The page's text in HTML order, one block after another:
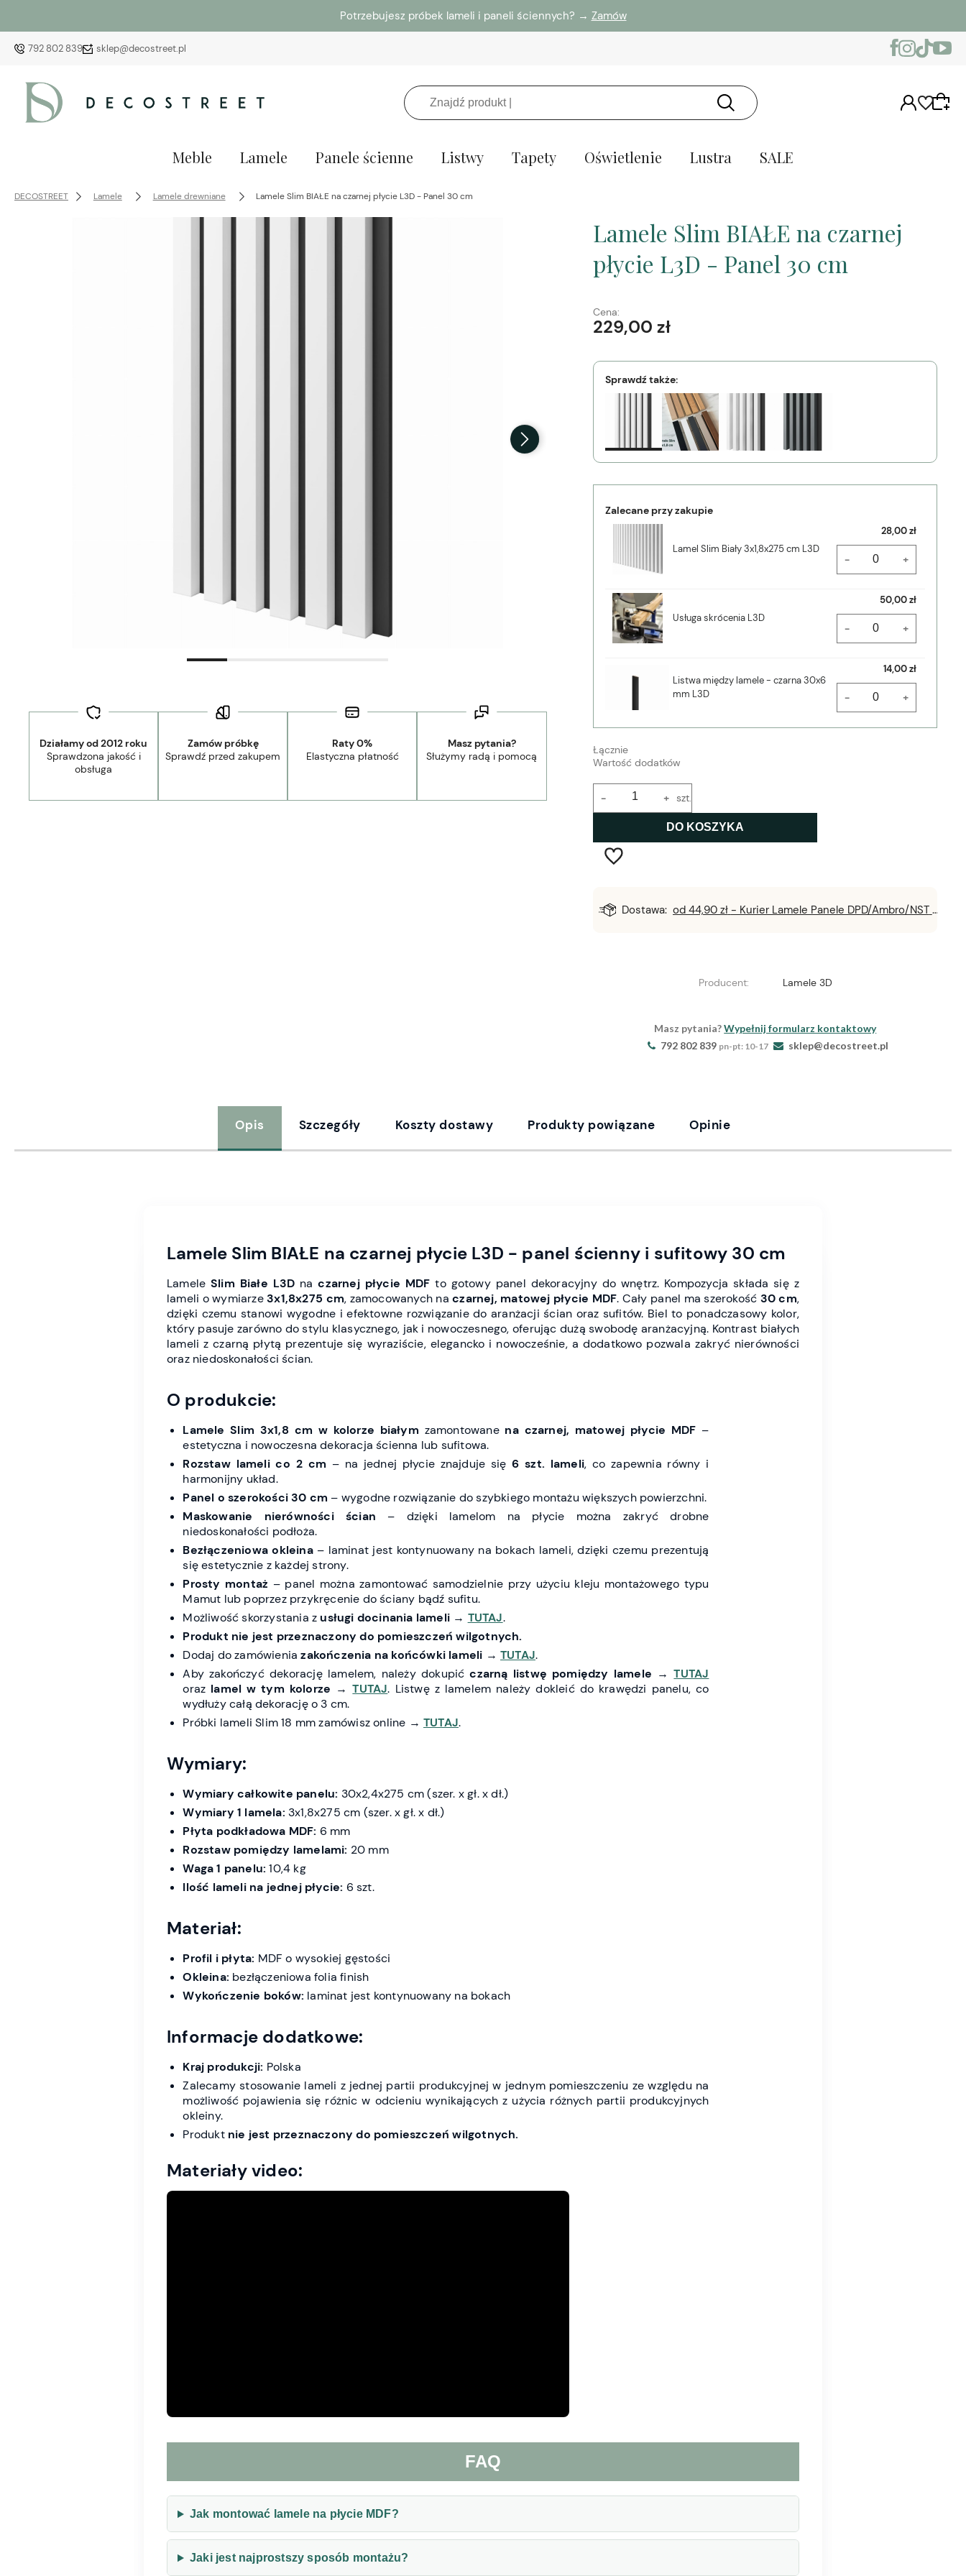
Potrzebujesz próbek lameli i paneli ściennych? → Zamów
792 802 839 sklep@decostreet.pl
Meble Lamele Panele ścienne Listwy Tapety Oświetlenie Lustra SALE
DECOSTREET Lamele Lamele drewniane Lamele Slim BIAŁE na czarnej płycie L3D - Panel 30 cm
Działamy od 2012 roku
Sprawdzona jakość i
obsługa
Zamów próbkę
Sprawdź przed zakupem
Raty 0%
Elastyczna płatność
Masz pytania?
Służymy radą i pomocą
Lamele Slim BIAŁE na czarnej
płycie L3D - Panel 30 cm
Cena:
229,00 zł
Sprawdź także:
Zalecane przy zakupie
Lamel Slim Biały 3x1,8x275 cm L3D
28,00 zł
- +
Usługa skrócenia L3D
50,00 zł
- +
Listwa między lamele - czarna 30x6
mm L3D
14,00 zł
- +
Łącznie
Wartość dodatków
+
- szt.
DO KOSZYKA
Dostawa: od 44,90 zł - Kurier Lamele Panele DPD/Ambro/NST
Producent: Lamele 3D
Masz pytania?Wypełnij formularz kontaktowy
792 802 839 pn-pt: 10-17 sklep@decostreet.pl
Opis Szczegóły Koszty dostawy Produkty powiązane Opinie
Lamele Slim BIAŁE na czarnej płycie L3D - panel ścienny i sufitowy 30 cm
LameleSlim Białe L3D naczarnej płycie MDF to gotowy panel dekoracyjny do wnętrz. Kompozycja składa się z
lameli o wymiarze3x1,8x275 cm, zamocowanych naczarnej, matowej płycie MDF. Cały panel ma szerokość 30 cm,
dzięki czemu stanowi wygodne i efektowne rozwiązanie do aranżacji ścian oraz sufitów. Biel to ponadczasowy kolor,
który pasuje zarówno do stylu klasycznego, jak i nowoczesnego, oferując dużą swobodę aranżacyjną. Kontrast białych
lameli z czarną płytą prezentuje się wyraziście, elegancko i nowocześnie, a dodatkowo pozwala zakryć nierówności
oraz niedoskonałości ścian.
O produkcie:
Lamele Slim 3x1,8 cm w kolorze białym zamontowane na czarnej, matowej płycie MDF –
estetyczna i nowoczesna dekoracja ścienna lub sufitowa.
Rozstaw lameli co 2 cm – na jednej płycie znajduje się6 szt. lameli, co zapewnia równy i
harmonijny układ.
Panel o szerokości 30 cm – wygodne rozwiązanie do szybkiego montażu większych powierzchni.
Maskowanie nierówności ścian – dzięki lamelom na płycie można zakryć drobne
niedoskonałości podłoża.
Bezłączeniowa okleina– laminat jest kontynuowany na bokach lameli, dzięki czemu prezentują
się estetycznie z każdej strony.
Prosty montaż – panel można zamontować samodzielnie przy użyciu kleju montażowego typu
Mamut lub poprzez przykręcenie do ściany bądź sufitu.
Możliwość skorzystania zusługi docinania lameli → TUTAJ.
Produkt nie jest przeznaczony do pomieszczeń wilgotnych.
Dodaj do zamówieniazakończenia na końcówki lameli → TUTAJ.
Aby zakończyć dekorację lamelem, należy dokupićczarną listwę pomiędzy lamele →TUTAJ
oraz lamel w tym kolorze →TUTAJ. Listwę z lamelem należy dokleić do krawędzi panelu, co
wydłuży całą dekorację o 3 cm.
Próbki lameli Slim 18 mm zamówisz online → TUTAJ.
Wymiary:
Wymiary całkowite panelu: 30x2,4x275 cm (szer. x gł. x dł.)
Wymiary 1 lamela: 3x1,8x275 cm (szer. x gł. x dł.)
Płyta podkładowa MDF: 6 mm
Rozstaw pomiędzy lamelami: 20 mm
Waga 1 panelu: 10,4 kg
Ilość lameli na jednej płycie: 6 szt.
Materiał:
Profil i płyta: MDF o wysokiej gęstości
Okleina: bezłączeniowa folia finish
Wykończenie boków: laminat jest kontynuowany na bokach
Informacje dodatkowe:
Kraj produkcji: Polska
Zalecamy stosowanie lameli z jednej partii produkcyjnej w jednym pomieszczeniu ze względu na
możliwość pojawienia się różnic w odcieniu wynikających z użycia różnych partii produkcyjnych
okleiny.
Produktnie jest przeznaczony do pomieszczeń wilgotnych.
Materiały video:
FAQ
Jak montować lamele na płycie MDF?
Jaki jest najprostszy sposób montażu?